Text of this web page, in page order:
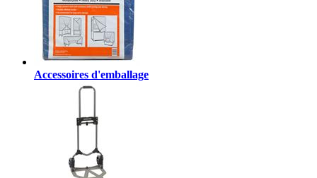
Accessoires d'emballage